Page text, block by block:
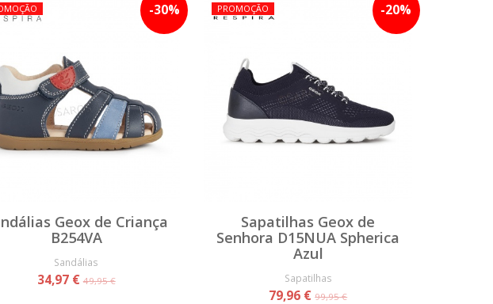
-30%
Geox de Criança
B254VA
Sandálias
34,97 €49,95 €
-20%
PROMOÇÃO
Sapatilhas Geox de
Senhora D15NUA Spherica
Azul
Sapatilhas
79,96 €99,95 €